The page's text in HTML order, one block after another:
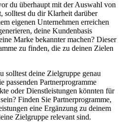
du überhaupt mit der Auswahl von
solltest du dir Klarheit darüber
eigenen Unternehmen erreichen
deine Kundenbasis
Marke bekannter machen? Dieser
zu finden, die zu deinen Zielen
solltest deine Zielgruppe genau
passenden Partnerprogramme
oder Dienstleistungen könnten für
Finden Sie Partnerprogramme,
eine Ergänzung zu deinem
Zielgruppe relevant sind.